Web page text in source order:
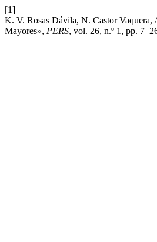
[1]
K. V. Rosas Dávila, N. Castor
Mayores», PERS, vol. 26, n.º 1, pp.